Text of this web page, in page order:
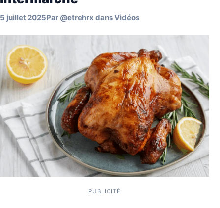
5 juillet 2025Par @etrehrx dansVidéos
PUBLICITÉ